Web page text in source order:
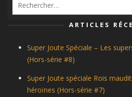
ARTICLES
Super Joute Spéciale – Les
(Hors-série #8)
Super Joute spéciale Rois
héroïnes (Hors-série #7)